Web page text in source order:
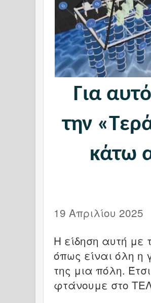
Για
την
κάτω
19 Απριλίου 2025
Η είδηση αυτή με
όπως είναι όλη η
της μια πόλη.
φτάνουμε στο